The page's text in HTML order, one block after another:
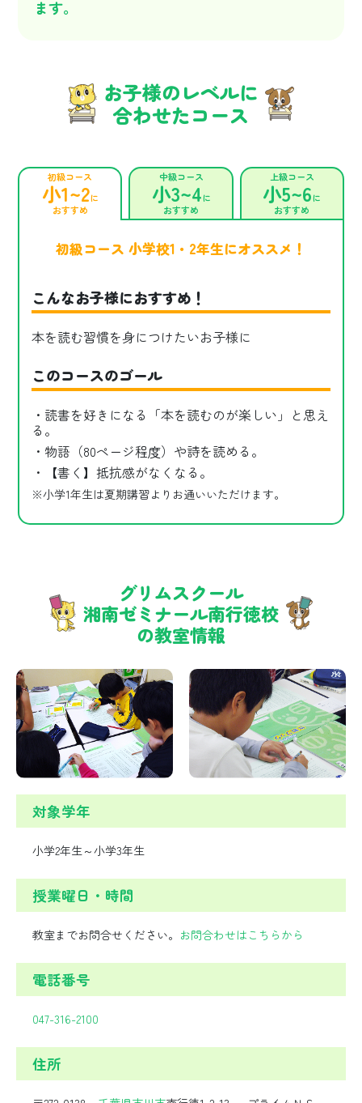
ます。
お子様のレベルに
合わせたコース
初級コース
小1~2に
おすすめ
中級コース
小3~4に
おすすめ
上級コース
小5~6に
おすすめ
初級コース 小学校1・2年生にオススメ！
こんなお子様におすすめ！
本を読む習慣を身につけたいお子様に
このコースのゴール
・読書を好きになる「本を読むのが楽しい」と思え
る。
・物語（80ページ程度）や詩を読める。
・【書く】抵抗感がなくなる。
※小学1年生は夏期講習よりお通いいただけます。
グリムスクール
湘南ゼミナール南行徳校
の教室情報
対象学年
小学2年生～小学3年生
授業曜日・時間
教室までお問合せください。 お問合わせはこちらから
電話番号
047-316-2100
住所